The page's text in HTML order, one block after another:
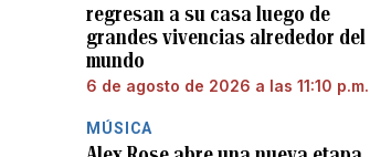
regresan a su casa luego de
grandes vivencias alrededor del
mundo
6 de agosto de 2026 a las 11:10 p.m.
MÚSICA